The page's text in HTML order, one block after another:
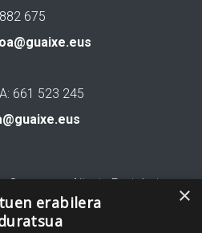
882 675
661 523 245
Commons Aitortu Partekatu
garatua
×
erabilera